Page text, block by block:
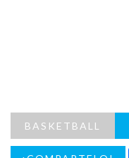
BASKETBALL